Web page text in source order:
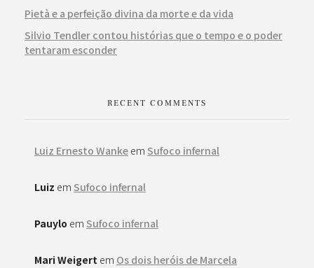
Pietà e a perfeição divina da morte e da vida
Silvio Tendler contou histórias que o tempo e o poder
tentaram esconder
RECENT COMMENTS
Luiz Ernesto Wanke em Sufoco infernal
Luiz em Sufoco infernal
Pauylo em Sufoco infernal
Mari Weigert em Os dois heróis de Marcela